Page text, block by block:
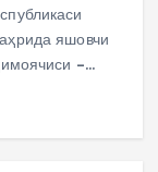
яшовчи
–…